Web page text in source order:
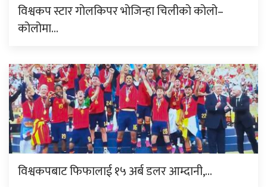
विश्वकप स्टार गोलकिपर भोजिन्हा चिलीको कोलो–
कोलोमा…
विश्वकपबाट फिफालाई १५ अर्ब डलर आम्दानी,…